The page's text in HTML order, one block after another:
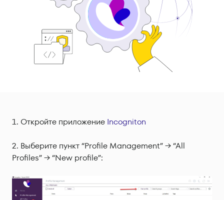
Откройте приложение Incogniton
Выберите пункт “Profile Management” → “All
Profiles” → “New profile”: